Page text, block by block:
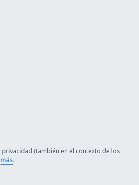
(también en el contexto de los
más.